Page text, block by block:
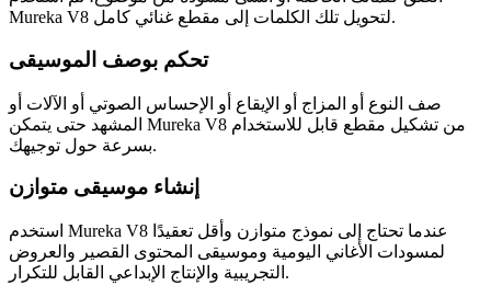
Mureka V8 لتحويل تلك الكلمات إلى مقطع غنائي كامل.
تحكم بوصف الموسيقى
صف النوع أو المزاج أو الإيقاع أو الإحساس الصوتي أو الآلات أو
المشهد حتى يتمكن Mureka V8 من تشكيل مقطع قابل للاستخدام
بسرعة حول توجيهك.
إنشاء موسيقى متوازن
استخدم Mureka V8 عندما تحتاج إلى نموذج متوازن وأقل تعقيدًا
لمسودات الأغاني اليومية وموسيقى المحتوى القصير والعروض
التجريبية والإنتاج الإبداعي القابل للتكرار.